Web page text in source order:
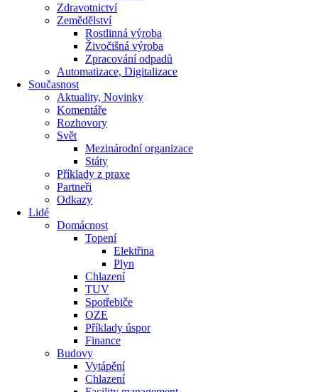
Zdravotnictví
Zemědělství
Rostlinná výroba
Živočišná výroba
Zpracování odpadů
Automatizace, Digitalizace
Současnost
Aktuality, Novinky
Komentáře
Rozhovory
Svět
Mezinárodní organizace
Státy
Příklady z praxe
Partneři
Odkazy
Lidé
Domácnost
Topení
Elektřina
Plyn
Chlazení
TUV
Spotřebiče
OZE
Příklady úspor
Finance
Budovy
Vytápění
Chlazení